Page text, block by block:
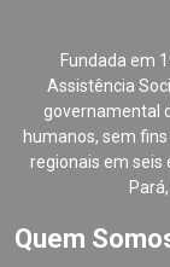
Fundada em
Assistência
governamental
humanos, sem
regionais em seis
Quem